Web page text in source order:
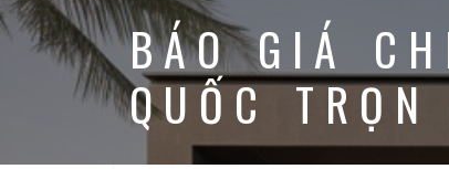
BÁO GIÁ
QUỐC